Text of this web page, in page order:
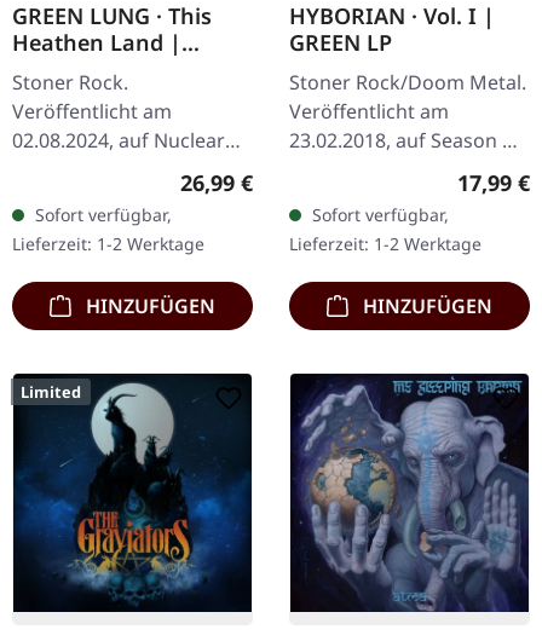
GREEN LUNG · This
Heathen Land |
TRANSPARENT
ORANGE/BLACK
SMOKE LP
Stoner Rock.
Veröffentlicht am
02.08.2024, auf Nuclear
Orange/Black Smoke
Vinyl. Green Lung kehren
mit ihrem bisher…
Regulärer Preis:
26,99 €
Sofort verfügbar,
Lieferzeit: 1-2 Werktage
HINZUFÜGEN
HYBORIAN · Vol. I |
GREEN LP
Stoner Rock/Doom Metal.
Veröffentlicht am
23.02.2018, auf Season Of
Mist. Transparent grünes
Vinyl im Gatefold-Cover,
limitiert auf 100
Exemplare.…
17,99 €
Sofort verfügbar,
Lieferzeit: 1-2 Werktage
HINZUFÜGEN
Limited